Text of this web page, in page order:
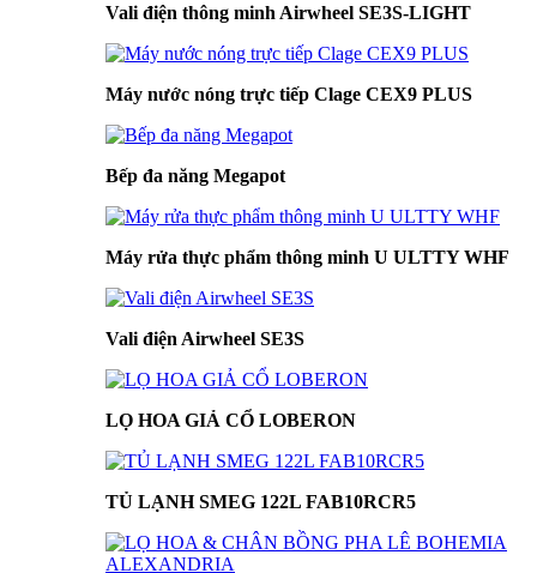
Vali điện thông minh Airwheel SE3S-LIGHT
Máy nước nóng trực tiếp Clage CEX9 PLUS
Bếp đa năng Megapot
Máy rửa thực phẩm thông minh U ULTTY WHF
Vali điện Airwheel SE3S
LỌ HOA GIẢ CỔ LOBERON
TỦ LẠNH SMEG 122L FAB10RCR5